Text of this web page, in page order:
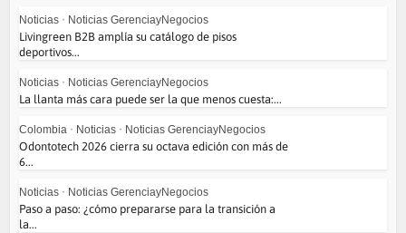
Noticias • Noticias GerenciayNegocios
Livingreen B2B amplía su catálogo de pisos
deportivos...
Noticias • Noticias GerenciayNegocios
La llanta más cara puede ser la que menos cuesta:...
Colombia • Noticias • Noticias GerenciayNegocios
Odontotech 2026 cierra su octava edición con más de
6...
Noticias • Noticias GerenciayNegocios
Paso a paso: ¿cómo prepararse para la transición a
la...